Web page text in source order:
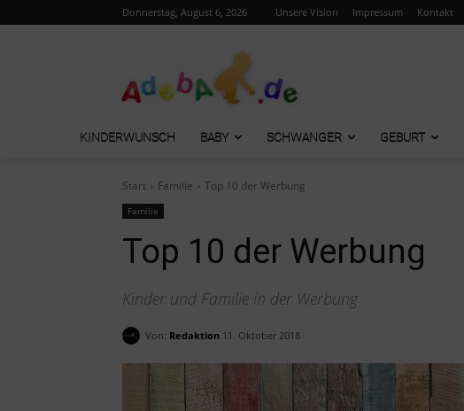
Donnerstag, August 6, 2026 Unsere Vision Impressum Kontakt
KINDERWUNSCH BABY SCHWANGER GEBURT
Start Familie Top 10 der Werbung
Familie
Top 10 der Werbung
Kinder und Familie in der Werbung
Von: Redaktion 11. Oktober 2018